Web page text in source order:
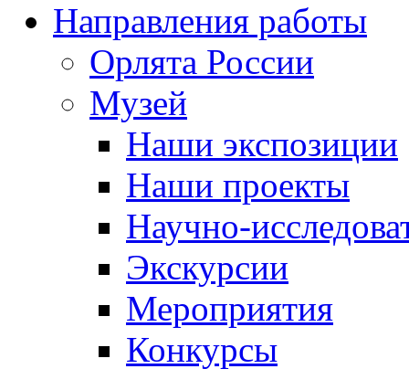
Направления работы
Орлята России
Музей
Наши экспозиции
Наши проекты
Научно-
Экскурсии
Мероприятия
Конкурсы